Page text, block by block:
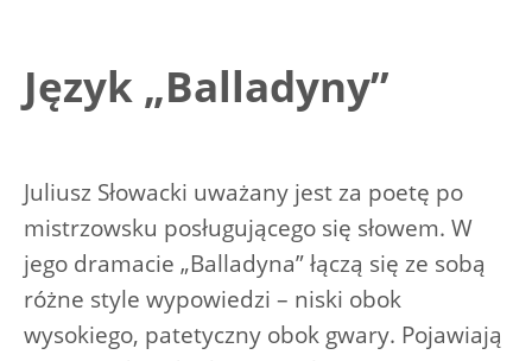
Język „Balladyny”
Juliusz Słowacki uważany jest za poetę po
mistrzowsku posługującego się słowem. W
jego dramacie „Balladyna” łączą się ze sobą
różne style wypowiedzi – niski obok
wysokiego, patetyczny obok gwary. Pojawiają